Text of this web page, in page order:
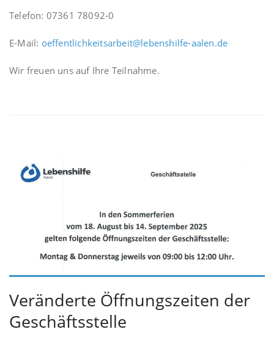
Telefon: 07361 78092-0
E-Mail: oeffentlichkeitsarbeit@lebenshilfe-aalen.de
Wir freuen uns auf Ihre Teilnahme.
Veränderte Öffnungszeiten der
Geschäftsstelle